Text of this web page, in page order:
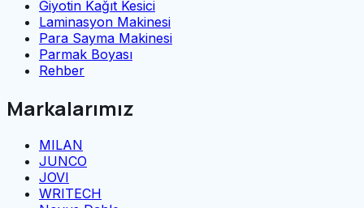
Giyotin Kağıt Kesici
Laminasyon Makinesi
Para Sayma Makinesi
Parmak Boyası
Rehber
Markalarımız
MILAN
JUNCO
JOVI
WRITECH